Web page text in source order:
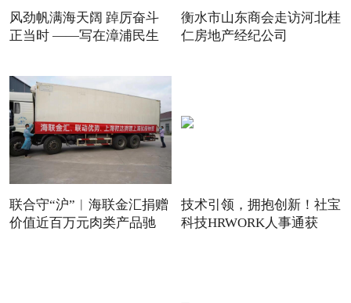
风劲帆满海天阔 踔厉奋斗
正当时 ——写在漳浦民生
衡水市山东商会走访河北桂
仁房地产经纪公司
联合守“沪”︱海联金汇捐赠
价值近百万元肉类产品驰
技术引领，拥抱创新！社宝
科技HRWORK人事通获